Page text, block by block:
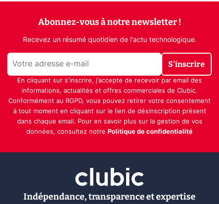
Abonnez-vous à notre newsletter !
Recevez un résumé quotidien de l'actu technologique.
S'inscrire
En cliquant sur s'inscrire, j’accepte de recevoir par email des
informations, actualités et offres commerciales de Clubic.
Conformément au RGPD, vous pouvez retirer votre consentement
à tout moment en cliquant sur le lien de désinscription présent
dans chaque email. Pour en savoir plus sur la gestion de vos
données, consultez notre Politique de confidentialité
Indépendance, transparence et expertise